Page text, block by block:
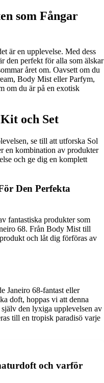
som Fångar
är en upplevelse. Med dess
den perfekt för alla som älskar
året om. Oavsett om du
Body Mist eller Parfym,
om du är på en exotisk
och Set
se till att utforska Sol
en kombination av produkter
och ge dig en komplett
Den Perfekta
fantastiska produkter som
68. Från Body Mist till
och låt dig förföras av
Janeiro 68-fantast eller
doft, hoppas vi att denna
den lyxiga upplevelsen av
till en tropisk paradisö varje
och varför